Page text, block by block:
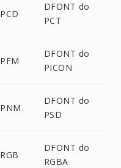
DFONT do
PCT
DFONT do
PICON
DFONT do
PSD
DFONT do
RGBA